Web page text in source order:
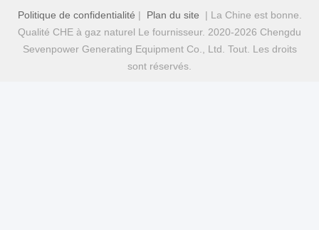
Politique de confidentialité | Plan du site | La Chine est bonne.
Qualité CHE à gaz naturel Le fournisseur. 2020-2026 Chengdu
Sevenpower Generating Equipment Co., Ltd. Tout. Les droits
sont réservés.